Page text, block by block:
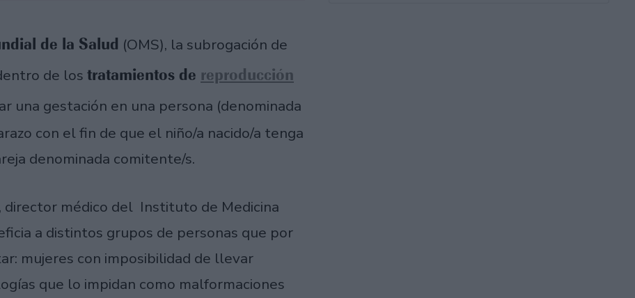
de la Salud (OMS), la subrogación de
de los tratamientos de reproducción
una gestación en una persona (denominada
con el fin de que el niño/a nacido/a tenga
denominada comitente/s.
médico del Instituto de Medicina
a distintos grupos de personas que por
mujeres con imposibilidad de llevar
que lo impidan como malformaciones